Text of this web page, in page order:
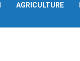
AGRICULTURE